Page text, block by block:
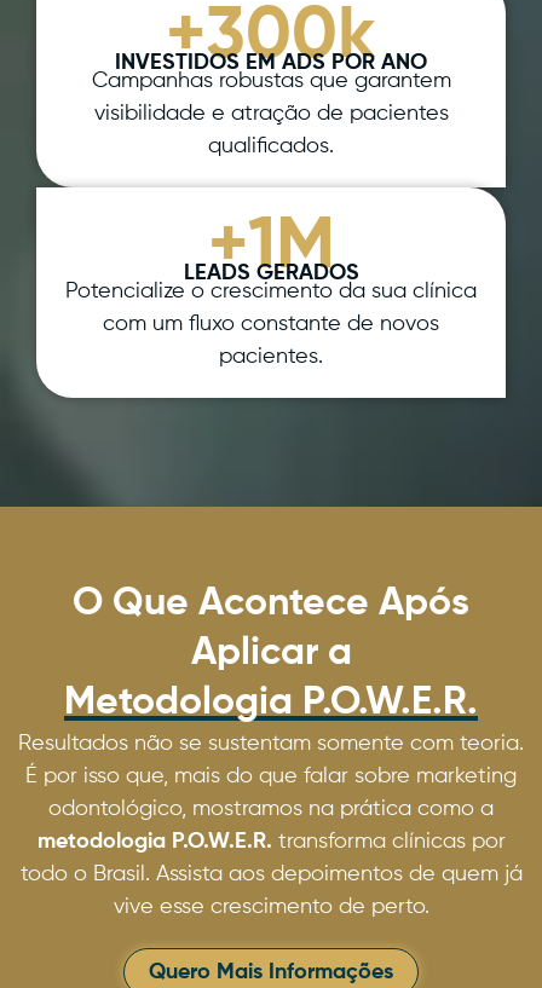
+300k
INVESTIDOS EM ADS POR ANO
Campanhas robustas que garantem
visibilidade e atração de pacientes
qualificados.
+1M
LEADS GERADOS
Potencialize o crescimento da sua clínica
com um fluxo constante de novos
pacientes.
O Que Acontece Após
Aplicar a
Metodologia P.O.W.E.R.
Resultados não se sustentam somente com teoria.
É por isso que, mais do que falar sobre marketing
odontológico, mostramos na prática como a
metodologia P.O.W.E.R. transforma clínicas por
todo o Brasil. Assista aos depoimentos de quem já
vive esse crescimento de perto.
Quero Mais Informações